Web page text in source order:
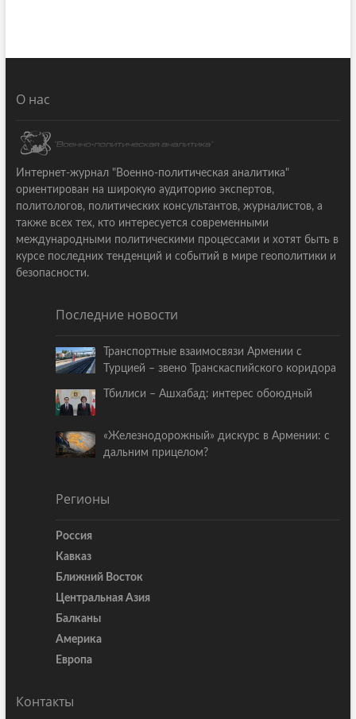
О нас
Интернет-журнал "Военно-политическая аналитика"
ориентирован на широкую аудиторию экспертов,
политологов, политических консультантов, журналистов, а
также всех тех, кто интересуется современными
международными политическими процессами и хотят быть в
курсе последних тенденций и событий в мире геополитики и
безопасности.
Последние новости
Транспортные взаимосвязи Армении с
Турцией – звено Транскаспийского коридора
Тбилиси – Ашхабад: интерес обоюдный
«Железнодорожный» дискурс в Армении: с
дальним прицелом?
Регионы
Россия
Кавказ
Ближний Восток
Центральная Азия
Балканы
Америка
Европа
Контакты